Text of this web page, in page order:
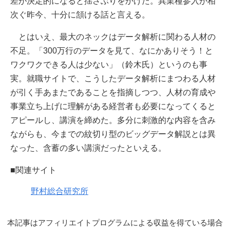
次ぐ昨今、十分に頷ける話と言える。
とはいえ、最大のネックはデータ解析に関わる人材の
不足。「300万行のデータを見て、なにかありそう！と
ワクワクできる人は少ない」（鈴木氏）というのも事
実。就職サイトで、こうしたデータ解析にまつわる人材
が引く手あまたであることを指摘しつつ、人材の育成や
事業立ち上げに理解がある経営者も必要になってくると
アピールし、講演を締めた。多分に刺激的な内容を含み
ながらも、今までの紋切り型のビッグデータ解説とは異
なった、含蓄の多い講演だったといえる。
■関連サイト
野村総合研究所
本記事はアフィリエイトプログラムによる収益を得ている場合